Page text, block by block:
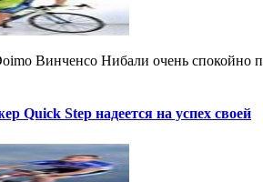
Винченсо Нибали очень спокойно
Quick Step надеется на успех своей